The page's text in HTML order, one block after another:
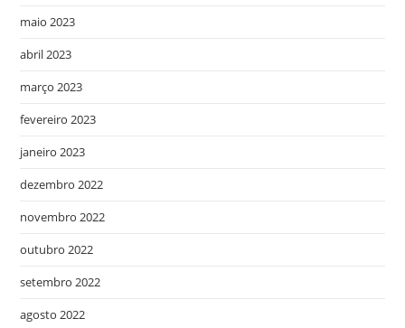
maio 2023
abril 2023
março 2023
fevereiro 2023
janeiro 2023
dezembro 2022
novembro 2022
outubro 2022
setembro 2022
agosto 2022